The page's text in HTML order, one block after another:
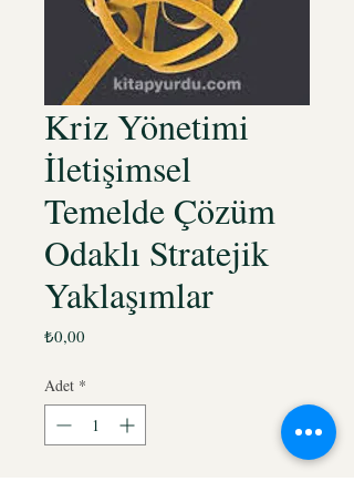
Kriz Yönetimi
İletişimsel
Temelde Çözüm
Odaklı Stratejik
Yaklaşımlar
₺0,00
Adet *